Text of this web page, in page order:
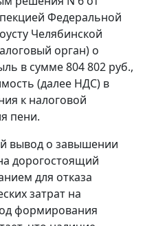
Федеральной
Челябинской
орган) о
в сумме 804 802 руб.,
(далее НДС) в
к налоговой
пени.
вывод о завышении
дорогостоящий
для отказа
затрат на
формирования